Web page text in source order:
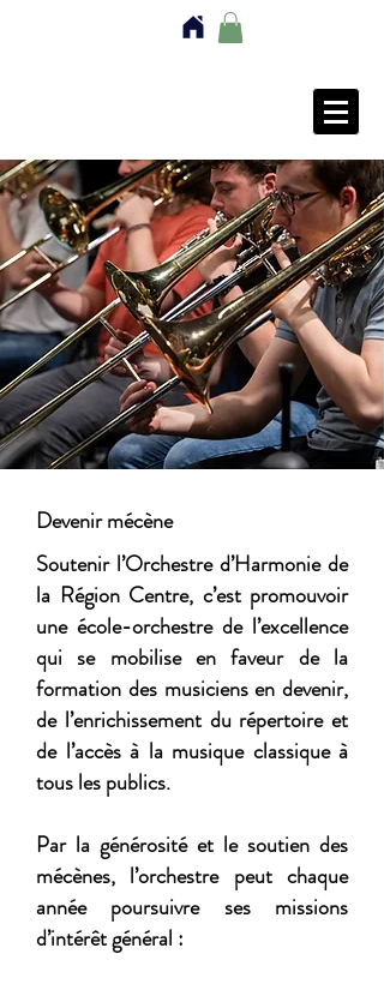
Devenir mécène
Soutenir l’Orchestre d’Harmonie de
la Région Centre, c’est promouvoir
une école-orchestre de l’excellence
qui se mobilise en faveur de la
formation des musiciens en devenir,
de l’enrichissement du répertoire et
de l’accès à la musique classique à
tous les publics.
Par la générosité et le soutien des
mécènes, l’orchestre peut chaque
année poursuivre ses missions
d’intérêt général :